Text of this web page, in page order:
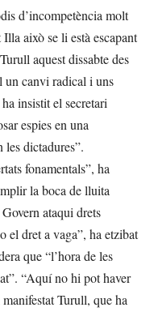
d’incompetència molt
això se li està escapant
aquest dissabte des
un canvi radical i uns
insistit el secretari
espies en una
les dictadures”.
fonamentals”, ha
la boca de lluita
ataqui drets
el dret a vaga”, ha etzibat
que “l’hora de les
“Aquí no hi pot haver
Turull, que ha